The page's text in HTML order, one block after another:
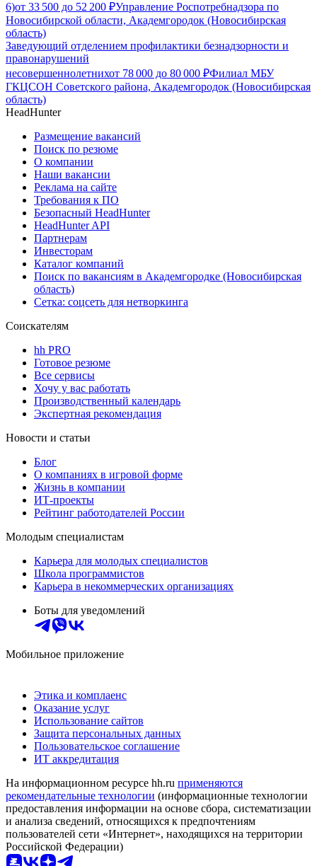
6)от 33 500 до 52 200 ₽Управление Роспотребнадзора по
Новосибирской области, Академгородок (Новосибирская
область)
Заведующий отделением профилактики безнадзорности и
правонарушений
несовершеннолетнихот 78 000 до 80 000 ₽Филиал МБУ
ГКЦСОН Советского района, Академгородок (Новосибирская
область)
HeadHunter
Размещение вакансий
Поиск по резюме
О компании
Наши вакансии
Реклама на сайте
Требования к ПО
Безопасный HeadHunter
HeadHunter API
Партнерам
Инвесторам
Каталог компаний
Поиск по вакансиям в Академгородке (Новосибирская
область)
Сетка: соцсеть для нетворкинга
Соискателям
hh PRO
Готовое резюме
Все сервисы
Хочу у вас работать
Производственный календарь
Экспертная рекомендация
Новости и статьи
Блог
О компаниях в игровой форме
Жизнь в компании
ИТ-проекты
Рейтинг работодателей России
Молодым специалистам
Карьера для молодых специалистов
Школа программистов
Карьера в некоммерческих организациях
Боты для уведомлений
Мобильное приложение
Этика и комплаенс
Оказание услуг
Использование сайтов
Защита персональных данных
Пользовательское соглашение
ИТ аккредитация
На информационном ресурсе hh.ru применяются
рекомендательные технологии (информационные технологии
предоставления информации на основе сбора, систематизации
и анализа сведений, относящихся к предпочтениям
пользователей сети «Интернет», находящихся на территории
Российской Федерации)